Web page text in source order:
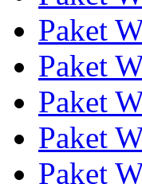
Paket
Paket
Paket
Paket
Paket